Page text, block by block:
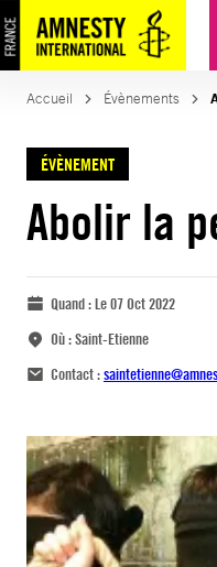
Accueil Évènements
ÉVÈNEMENT
Abolir la
Quand :Le 07 Oct 2022
Où :Saint-Etienne
Contact :